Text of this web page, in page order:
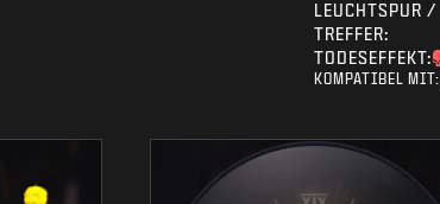
LEUCHTSPUR /
TREFFER:
TODESEFFEKT:
KOMPATIBEL MIT: